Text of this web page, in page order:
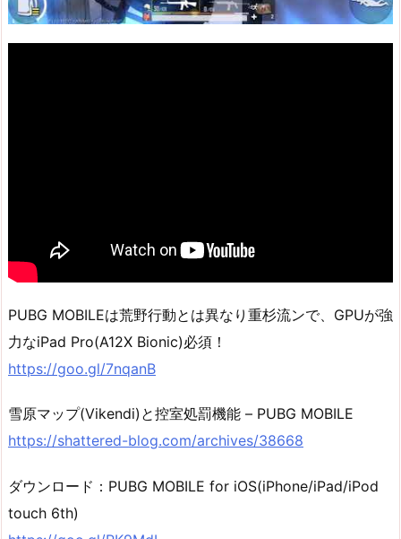
PUBG MOBILEは荒野行動とは異なり重杉流ンで、GPUが強
力なiPad Pro(A12X Bionic)必須！
https://goo.gl/7nqanB
雪原マップ(Vikendi)と控室処罰機能 – PUBG MOBILE
https://shattered-blog.com/archives/38668
ダウンロード：PUBG MOBILE for iOS(iPhone/iPad/iPod
touch 6th)